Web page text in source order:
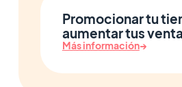
Promocionar tu
aumentar tus
Más información→